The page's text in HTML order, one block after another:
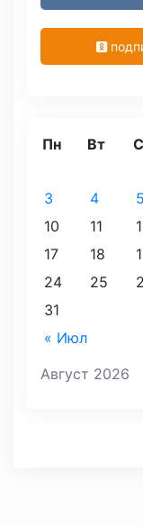
Август 2026
Пн Вт
« Июл
3
4 5
10
11
17
18
24
25
31